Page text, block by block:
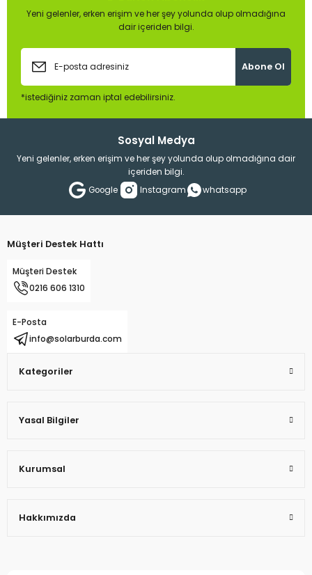
Yeni gelenler, erken erişim ve her şey yolunda olup olmadığına
dair içeriden bilgi.
Abone Ol
*istediğiniz zaman iptal edebilirsiniz.
Sosyal Medya
Yeni gelenler, erken erişim ve her şey yolunda olup olmadığına dair
içeriden bilgi.
Google
Instagram whatsapp
Müşteri Destek Hattı
Müşteri Destek
0216 606 1310
E-Posta
info@solarburda.com
Kategoriler
Yasal Bilgiler
Kurumsal
Hakkımızda